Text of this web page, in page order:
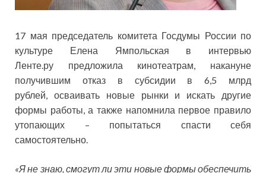
17 мая председатель комитета Госдумы России по
культуре Елена Ямпольская в интервью
Ленте.ру предложила кинотеатрам, накануне
получившим отказ в субсидии в 6,5 млрд
рублей, осваивать новые рынки и искать другие
формы работы, а также напомнила первое правило
утопающих – попытаться спасти себя
самостоятельно.
«Я не знаю, смогут ли эти новые формы обеспечить